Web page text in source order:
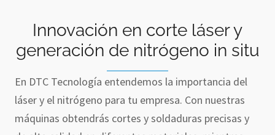
Innovación en corte láser y
generación de nitrógeno in situ
En DTC Tecnología entendemos la importancia del
láser y el nitrógeno para tu empresa. Con nuestras
máquinas obtendrás cortes y soldaduras precisas y